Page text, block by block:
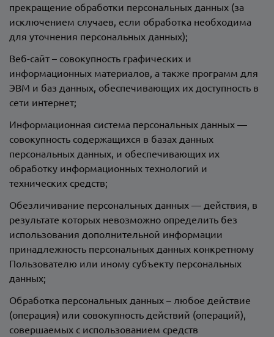
прекращение обработки персональных данных (за
исключением случаев, если обработка необходима
для уточнения персональных данных);
Веб-сайт – совокупность графических и
информационных материалов, а также программ для
ЭВМ и баз данных, обеспечивающих их доступность в
сети интернет;
Информационная система персональных данных —
совокупность содержащихся в базах данных
персональных данных, и обеспечивающих их
обработку информационных технологий и
технических средств;
Обезличивание персональных данных — действия, в
результате которых невозможно определить без
использования дополнительной информации
принадлежность персональных данных конкретному
Пользователю или иному субъекту персональных
данных;
Обработка персональных данных – любое действие
(операция) или совокупность действий (операций),
совершаемых с использованием средств